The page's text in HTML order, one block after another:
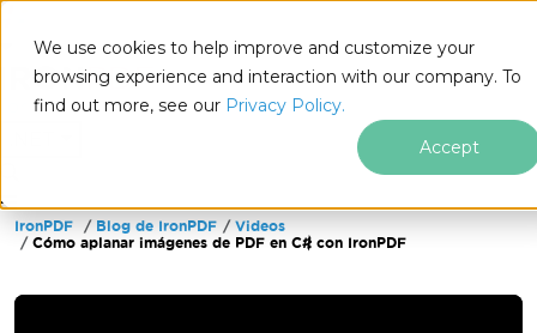
We use cookies to help improve and customize your
browsing experience and interaction with our company. To
find out more, see our Privacy Policy.
Accept
Saltar al pie de página
IronPDF Blog de IronPDF
Videos
Cómo aplanar imágenes de PDF en C# con IronPDF